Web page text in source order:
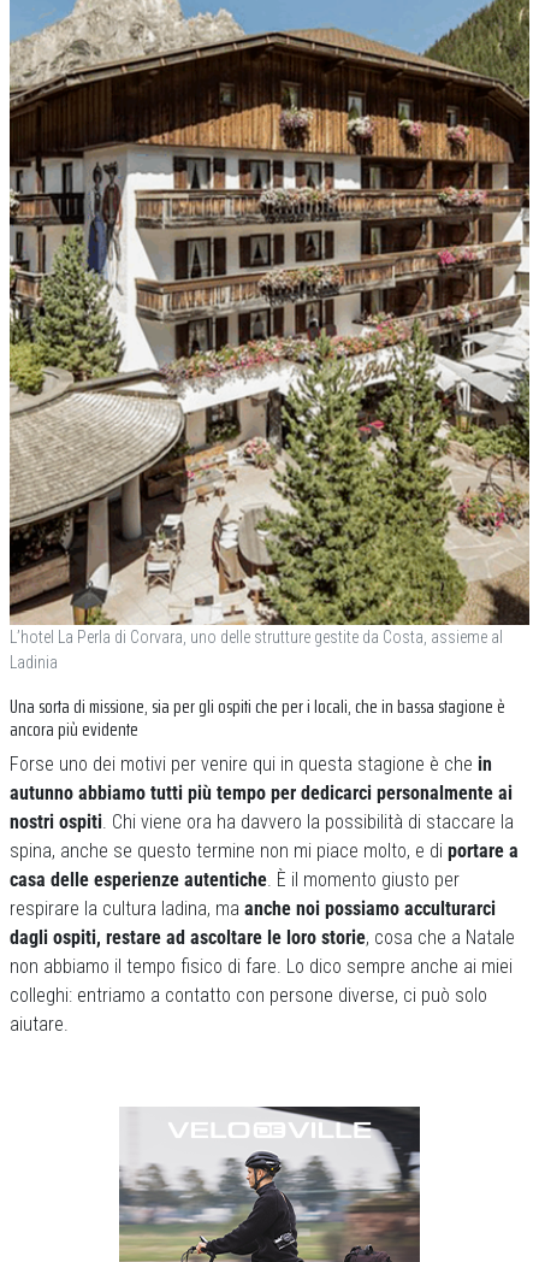
L’hotel La Perla di Corvara, uno delle strutture gestite da Costa, assieme al
Ladinia
Una sorta di missione, sia per gli ospiti che per i locali, che in bassa stagione è
ancora più evidente
Forse uno dei motivi per venire qui in questa stagione è che in
autunno abbiamo tutti più tempo per dedicarci personalmente ai
nostri ospiti. Chi viene ora ha davvero la possibilità di staccare la
spina, anche se questo termine non mi piace molto, e di portare a
casa delle esperienze autentiche. È il momento giusto per
respirare la cultura ladina, ma anche noi possiamo acculturarci
dagli ospiti, restare ad ascoltare le loro storie, cosa che a Natale
non abbiamo il tempo fisico di fare. Lo dico sempre anche ai miei
colleghi: entriamo a contatto con persone diverse, ci può solo
aiutare.